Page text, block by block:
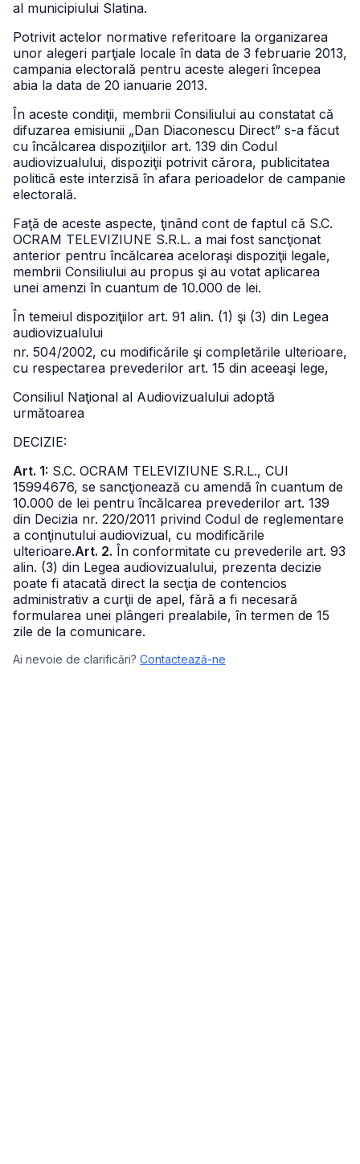
al municipiului Slatina.
Potrivit actelor normative referitoare la organizarea
unor alegeri parţiale locale în data de 3 februarie 2013,
campania electorală pentru aceste alegeri începea
abia la data de 20 ianuarie 2013.
În aceste condiţii, membrii Consiliului au constatat că
difuzarea emisiunii „Dan Diaconescu Direct” s-a făcut
cu încălcarea dispoziţiilor art. 139 din Codul
audiovizualului, dispoziţii potrivit cărora, publicitatea
politică este interzisă în afara perioadelor de campanie
electorală.
Faţă de aceste aspecte, ţinând cont de faptul că S.C.
OCRAM TELEVIZIUNE S.R.L. a mai fost sancţionat
anterior pentru încălcarea aceloraşi dispoziţii legale,
membrii Consiliului au propus şi au votat aplicarea
unei amenzi în cuantum de 10.000 de lei.
În temeiul dispoziţiilor art. 91 alin. (1) şi (3) din Legea
audiovizualului
nr. 504/2002, cu modificările şi completările ulterioare,
cu respectarea prevederilor art. 15 din aceeaşi lege,
Consiliul Naţional al Audiovizualului adoptă
următoarea
DECIZIE:
Art. 1: S.C. OCRAM TELEVIZIUNE S.R.L., CUI
15994676, se sancţionează cu amendă în cuantum de
10.000 de lei pentru încălcarea prevederilor art. 139
din Decizia nr. 220/2011 privind Codul de reglementare
a conţinutului audiovizual, cu modificările
ulterioare.Art. 2. În conformitate cu prevederile art. 93
alin. (3) din Legea audiovizualului, prezenta decizie
poate fi atacată direct la secţia de contencios
administrativ a curţii de apel, fără a fi necesară
formularea unei plângeri prealabile, în termen de 15
zile de la comunicare.
Ai nevoie de clarificări? Contactează-ne